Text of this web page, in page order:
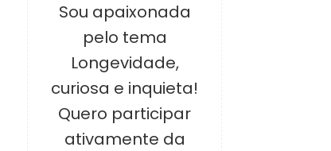
Sou apaixonada
pelo tema
Longevidade,
curiosa e inquieta!
Quero participar
ativamente da